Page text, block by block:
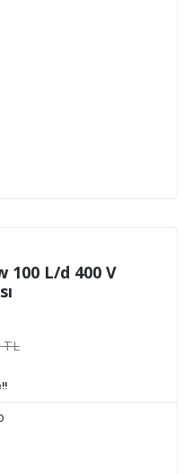
100 L/d 400 V
TL